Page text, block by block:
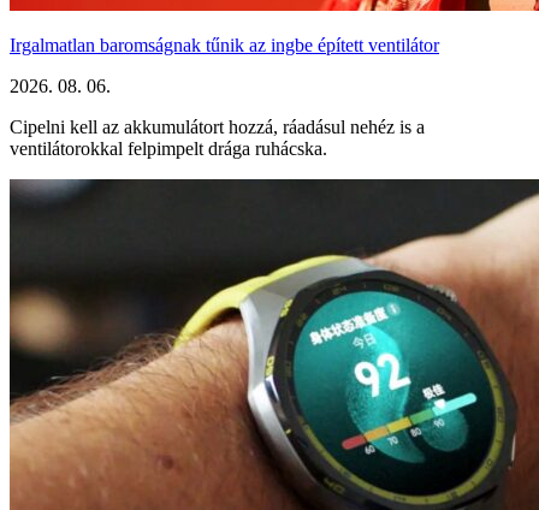
Irgalmatlan baromságnak tűnik az ingbe épített ventilátor
2026. 08. 06.
Cipelni kell az akkumulátort hozzá, ráadásul nehéz is a
ventilátorokkal felpimpelt drága ruhácska.